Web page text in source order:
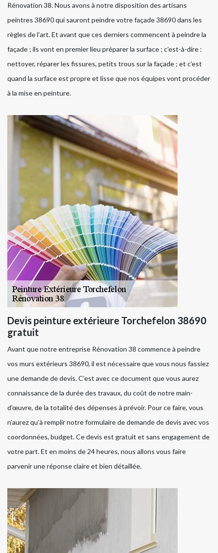
Rénovation 38. Nous avons à notre disposition des artisans
peintres 38690 qui sauront peindre votre façade 38690 dans les
règles de l’art. Et avant que ces derniers commencent à peindre la
façade ; ils vont en premier lieu préparer la surface ; c’est-à-dire :
nettoyer, réparer les fissures, petits trous sur la façade ; et c’est
quand la surface est propre et lisse que nos équipes vont procéder
à la mise en peinture.
Devis peinture extérieure Torchefelon 38690
gratuit
Avant que notre entreprise Rénovation 38 commence à peindre
vos murs extérieurs 38690, il est nécessaire que vous nous fassiez
une demande de devis. C’est avec ce document que vous aurez
connaissance de la durée des travaux, du coût de notre main-
d’œuvre, de la totalité des dépenses à prévoir. Pour ce faire, vous
n’aurez qu’à remplir notre formulaire de demande de devis avec vos
coordonnées, budget. Ce devis est gratuit et sans engagement de
votre part. Et en moins de 24 heures, nous allons vous faire
parvenir une réponse claire et bien détaillée.